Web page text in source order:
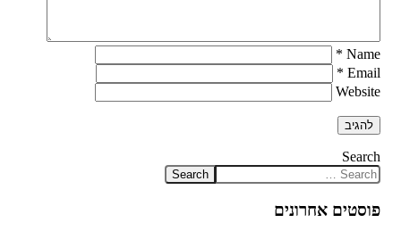
Name
*
Email
*
Website
Search
פוסטים אחרונים